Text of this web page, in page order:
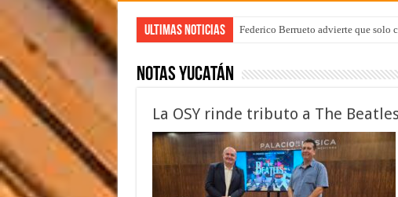
Ultimas Noticias Federico Berrueto advierte que solo
Notas Yucatán
La OSY rinde tributo a The Beatles